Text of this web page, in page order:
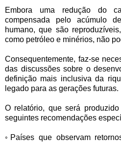
Embora uma redução do
compensada pelo acúmulo
humano, que são
como petróleo e minérios, não
Consequentemente, faz-se
das discussões sobre o
definição mais inclusiva da
legado para as gerações futuras.
O relatório, que será
seguintes recomendações
◦Países que observam